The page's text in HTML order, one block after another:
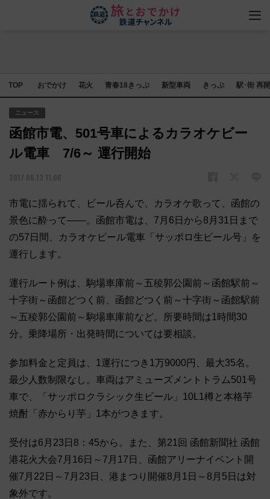
TOP おでかけ 花火 青春18きっぷ 新型車両 きっぷ 駅･街 再
ニュース
函館市電、501号車によるカラオケビー
ル電車 7/6～ 運行開始
2017.06.13 11:06
市電に揺られて、ビール呑んで、カラオケ歌って、函館の
景色に酔って――。函館市電は、7月6日から8月31日まで
の57日間、カラオケビール電車「サッポロ生ビール号」を
運行します。
運行ルート例は、駒場車庫前～五稜郭公園前～函館駅前～
十字街～函館どつく前、函館どつく前～十字街～函館駅前
～五稜郭公園前～駒場車庫前など。所要時間は1時間30
分。乗降場所・出発時間については要相談。
参加料金と定員は、1運行につき1万9000円、最大35名。
最少人数制限なし。車両はアミューズメントトラム501号
車で、「サッポロクラシック生ビール」10L1樽と本格芋
焼酎「赤からり芋」1本がつきます。
受付は6月23日8：45から。また、第21回 函館新聞社 函館
港花火大会7月16日～7月17日、函館アリーナイベント開
催7月22日～7月23日、港まつり開催8月1日～8月5日は対
象外です。